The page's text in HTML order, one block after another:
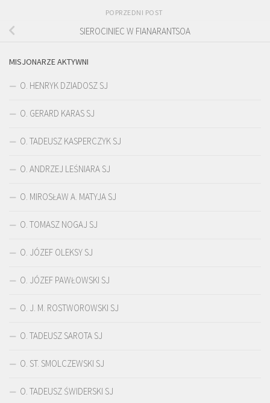
POPRZEDNI POST
SIEROCINIEC W FIANARANTSOA
MISJONARZE AKTYWNI
O. HENRYK DZIADOSZ SJ
O. GERARD KARAS SJ
O. TADEUSZ KASPERCZYK SJ
O. ANDRZEJ LEŚNIARA SJ
O. MIROSŁAW A. MATYJA SJ
O. TOMASZ NOGAJ SJ
O. JÓZEF OLEKSY SJ
O. JÓZEF PAWŁOWSKI SJ
O. J. M. ROSTWOROWSKI SJ
O. TADEUSZ SAROTA SJ
O. ST. SMOLCZEWSKI SJ
O. TADEUSZ ŚWIDERSKI SJ